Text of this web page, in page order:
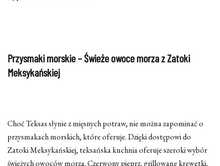
Przysmaki morskie – Świeże owoce morza z Zatoki
Meksykańskiej
Choć Teksas słynie z mięsnych potraw, nie można zapominać o
przysmakach morskich, które oferuje. Dzięki dostępowi do
Zatoki Meksykańskiej, teksańska kuchnia oferuje szeroki wybór
świeżych owoców morza. Czerwony pieprz, grillowane krewetki,